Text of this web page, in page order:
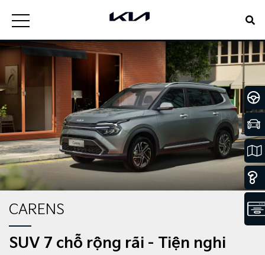
CARENS
SUV 7 chỗ rộng rãi - Tiện nghi